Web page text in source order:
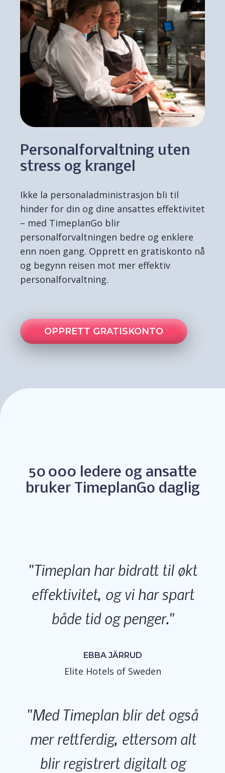
Personalforvaltning uten
stress og krangel
Ikke la personaladministrasjon bli til
hinder for din og dine ansattes effektivitet
– med TimeplanGo blir
personalforvaltningen bedre og enklere
enn noen gang. Opprett en gratiskonto nå
og begynn reisen mot mer effektiv
personalforvaltning.
OPPRETT GRATISKONTO
50 000 ledere og ansatte
bruker TimeplanGo daglig
Timeplan har bidratt til økt
effektivitet, og vi har spart
både tid og penger.
EBBA JÄRRUD
Elite Hotels of Sweden
Med Timeplan blir det også
mer rettferdig, ettersom alt
blir registrert digitalt og